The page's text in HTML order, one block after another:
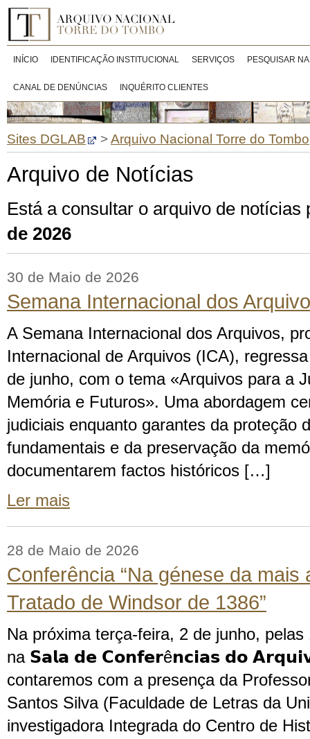
INÍCIO IDENTIFICAÇÃO INSTITUCIONAL SERVIÇOS PESQUISAR
CANAL DE DENÚNCIAS INQUÉRITO CLIENTES
Sites DGLAB >Arquivo Nacional Torre do Tombo
Arquivo de Notícias
Está a consultar o arquivo de
de 2026
30 de Maio de 2026
Semana Internacional dos
A Semana Internacional dos Arquivos,
Internacional de Arquivos (ICA),
de junho, com o tema «Arquivos para a
Memória e Futuros». Uma abordagem
judiciais enquanto garantes da proteção
fundamentais e da preservação da
documentarem factos históricos […]
Ler mais
28 de Maio de 2026
Conferência “Na génese da mais
Tratado de Windsor de 1386”
Na próxima terça-feira, 2 de junho, pelas
na 𝗦𝗮𝗹𝗮 𝗱𝗲 𝗖𝗼𝗻𝗳𝗲𝗿ê𝗻𝗰𝗶𝗮𝘀 𝗱𝗼
contaremos com a presença da
Santos Silva (Faculdade de Letras da
investigadora Integrada do Centro de